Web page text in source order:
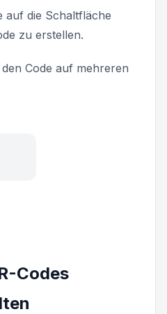
auf die Schaltfläche
zu erstellen.
den Code auf mehreren
Codes